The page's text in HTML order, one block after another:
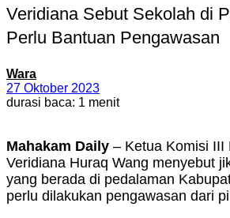
Veridiana Sebut Sekolah di
Perlu Bantuan Pengawasan
Wara
27 Oktober 2023
durasi baca: 1 menit
Mahakam Daily – Ketua Komisi III
Veridiana Huraq Wang menyebut
yang berada di pedalaman
perlu dilakukan pengawasan dari